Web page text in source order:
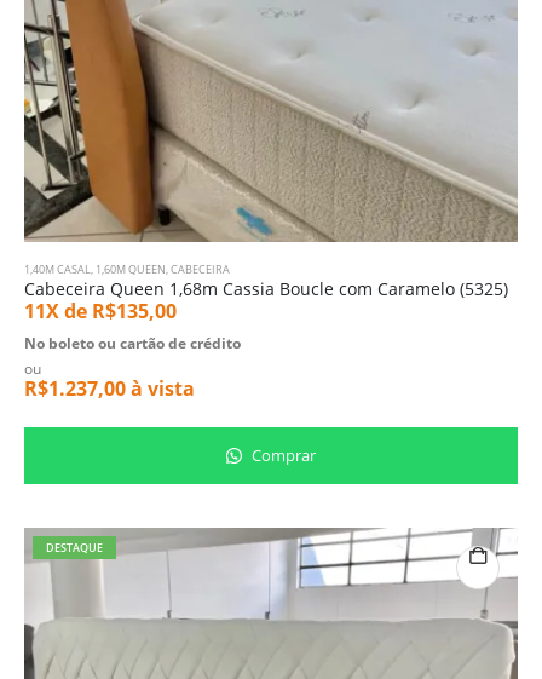
1,40M CASAL, 1,60M QUEEN,CABECEIRA
Cabeceira Queen 1,68m Cassia Boucle com Caramelo (5325)
11X de R$135,00
No boleto ou cartão de crédito
ou
R$1.237,00à vista
Comprar
DESTAQUE